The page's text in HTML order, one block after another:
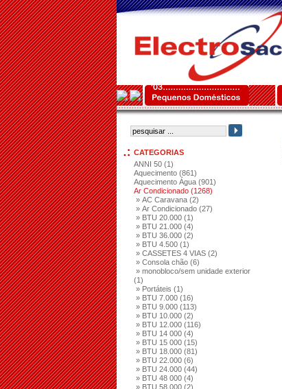
CATEGORIAS
ANNI 50 (1)
Aquecimento (861)
Aquecimento Água (901)
Ar Condicionado (1268)
» AC Caravana (2)
» Ar Condicionado (27)
» BTU 20.000 (1)
» BTU 21.000 (4)
» BTU 36.000 (2)
» BTU 4.500 (1)
» CASSETES 4 VIAS (2)
» Consola chão (6)
» monobloco/sem unidade exterior
(1)
» Portáteis (1)
» BTU 7.000 (16)
» BTU 9.000 (113)
» BTU 10.000 (2)
» BTU 12.000 (116)
» BTU 14 000 (4)
» BTU 15 000 (15)
» BTU 18.000 (81)
» BTU 22.000 (6)
» BTU 24.000 (44)
» BTU 48 000 (4)
» BTU 58.000 (2)